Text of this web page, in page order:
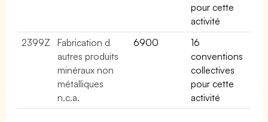
pour cette
activité
2399Z
Fabrication d
autres produits
minéraux non
métalliques
n.c.a.
6900
16
conventions
collectives
pour cette
activité